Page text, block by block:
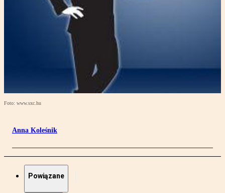
Foto: www.sxc.hu
Anna Koleśnik
Powiązane